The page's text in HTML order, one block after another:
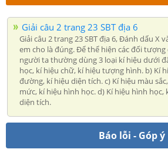
Giải câu 2 trang 23 SBT địa 6
Giải câu 2 trang 23 SBT địa 6, Đánh dấu X
em cho là đúng. Để thể hiện các đối
người ta thường dùng 3 loại kí hiệu dưới
học, kí hiệu chữ, kí hiệu tượng hình. b) Kí
đường, kí hiệu diện tích. c) Kí hiệu màu
mức, kí hiệu hình học. d) Kí hiệu hình học,
diện tích.
Báo lỗi - Góp ý